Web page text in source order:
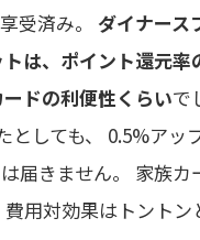
受済み。 ダイナース
は、ポイント還元
ドの利便性くらいで
としても、 0.5%アッ
届きません。 家族カ
用対効果はトントン